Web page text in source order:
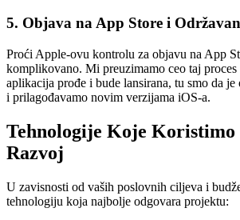
5. Objava na App Store i
Proći Apple-ovu kontrolu za objavu na App
komplikovano. Mi preuzimamo ceo taj proces
aplikacija prođe i bude lansirana, tu smo da
i prilagođavamo novim verzijama iOS-a.
Tehnologije Koje Koristimo
Razvoj
U zavisnosti od vaših poslovnih ciljeva i
tehnologiju koja najbolje odgovara projektu: